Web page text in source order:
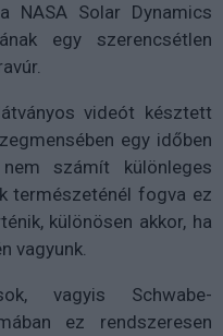
NASA Solar Dynamics
egy szerencsétlen
videót késztett
egy időben
számít különleges
természeténél fogva ez
különösen akkor, ha
vagyunk.
vagyis Schwabe-
ez rendszeresen